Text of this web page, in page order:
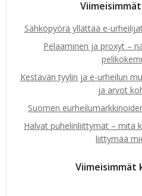
Sähköpyörä yllättää e-
Pelaaminen ja proxyt –
Kestävän tyylin ja e-urheilun
ja arvot
Suomen
Halvat puhelinliittymät – mitä
liittymää
Viimeisimmät